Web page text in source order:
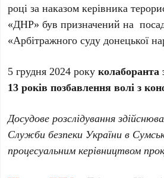
році за наказом керівника
«ДНР» був призначений на
«Арбітражного суду донецької
5 грудня 2024 рокуколаборанта
13 років позбавлення волі з
Досудове розслідування
Служби безпеки України в
процесуальним керівництвом